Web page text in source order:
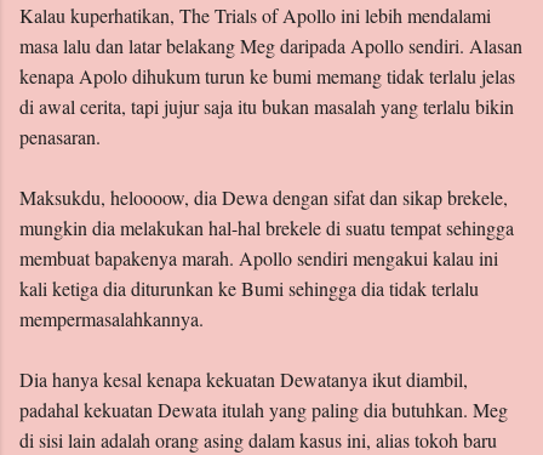
Kalau kuperhatikan, The Trials of Apollo ini lebih mendalami
masa lalu dan latar belakang Meg daripada Apollo sendiri. Alasan
kenapa Apolo dihukum turun ke bumi memang tidak terlalu jelas
di awal cerita, tapi jujur saja itu bukan masalah yang terlalu bikin
penasaran.
Maksukdu, heloooow, dia Dewa dengan sifat dan sikap brekele,
mungkin dia melakukan hal-hal brekele di suatu tempat sehingga
membuat bapakenya marah. Apollo sendiri mengakui kalau ini
kali ketiga dia diturunkan ke Bumi sehingga dia tidak terlalu
mempermasalahkannya.
Dia hanya kesal kenapa kekuatan Dewatanya ikut diambil,
padahal kekuatan Dewata itulah yang paling dia butuhkan. Meg
di sisi lain adalah orang asing dalam kasus ini, alias tokoh baru